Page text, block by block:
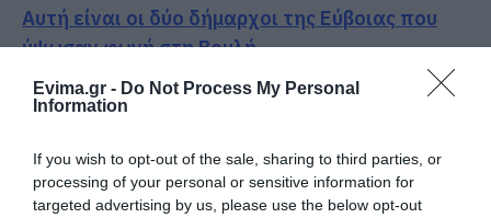
Evima.gr - Do Not Process My Personal
Information
If you wish to opt-out of the sale, sharing to third parties, or
processing of your personal or sensitive information for
targeted advertising by us, please use the below opt-out
Αυτή είναι οι δύο δήμαρχοι της Εύβοιας που
ύψωσαν φωνή στη Βουλή
Συνταγματική Αναθεώρηση: Τα αποτελέσματα
της πρώτης ψηφοφορίας στη Βουλή
Εύβοια: Αυτοί οι δήμαρχοι λένε «όχι» στο
νομοσχέδιο για τις ΔΕΥΑ